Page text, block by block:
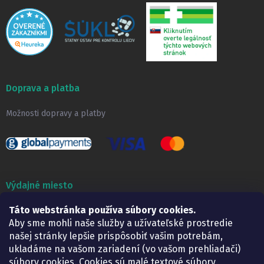
Táto webstránka používa súbory cookies.
Aby sme mohli naše služby a užívateľské prostredie
našej stránky lepšie prispôsobiť vašim potrebám,
ukladáme na vašom zariadení (vo vašom prehliadači)
Doprava a platba
Možnosti dopravy a platby
Výdajné miesto
Lekáreň ADONAI
Košice – Smetanova 2
Pondelok:
07.30 – 15.30 h.
Utorok:
07.30 – 16.00 h.
Streda:
07.30 – 16.00 h.